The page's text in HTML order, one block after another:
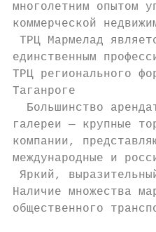
многолетним опытом
коммерческой
ТРЦ Мармелад
единственным
ТРЦ регионального
Таганроге
Большинство
галереи — крупные
компании,
международные и
Яркий,
Наличие множества
общественного